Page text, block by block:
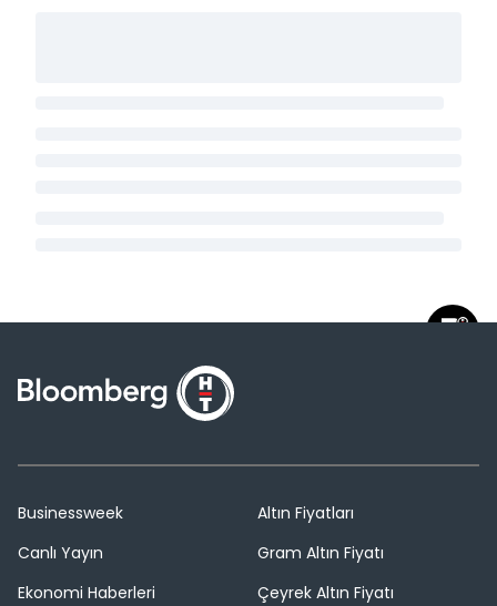
Businessweek
Canlı Yayın
Ekonomi Haberleri
Altın Fiyatları
Gram Altın Fiyatı
Çeyrek Altın Fiyatı